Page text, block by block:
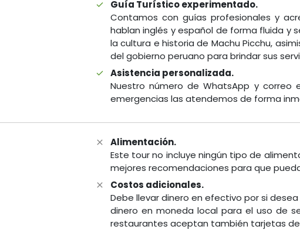
Guía Turístico experimentado.
Contamos con guías profesionales y
hablan inglés y español de forma fluida y
la cultura e historia de Machu Picchu,
del gobierno peruano para brindar sus
Asistencia personalizada.
Nuestro número de WhatsApp y correo
emergencias las atendemos de forma
Alimentación.
Este tour no incluye ningún tipo de
mejores recomendaciones para que
Costos adicionales.
Debe llevar dinero en efectivo por si
dinero en moneda local para el uso de
restaurantes aceptan también tarjetas